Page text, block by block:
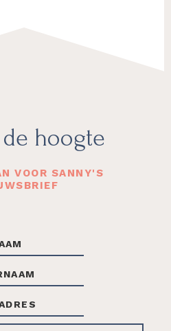
hoogte
VOOR SANNY'S